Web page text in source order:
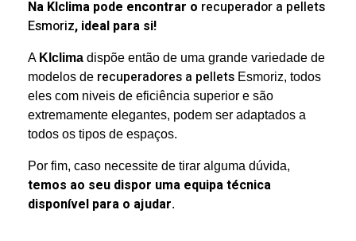
Na Klclima pode encontrar o recuperador a pellets
Esmoriz, ideal para si!
A Klclima dispõe então de uma grande variedade de
modelos de recuperadores a pellets Esmoriz, todos
eles com niveis de eficiência superior e são
extremamente elegantes, podem ser adaptados a
todos os tipos de espaços.
Por fim, caso necessite de tirar alguma dúvida,
temos ao seu dispor uma equipa técnica
disponível para o ajudar.